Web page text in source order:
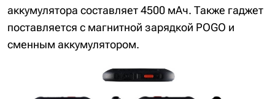
аккумулятора составляет 4500 мАч. Также гаджет
поставляется с магнитной зарядкой POGO и
сменным аккумулятором.